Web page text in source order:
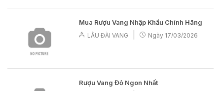
Mua Rượu Vang Nhập Khẩu Chính Hãng
LÂU ĐÀI VANG Ngày 17/03/2026
Rượu Vang Đỏ Ngon Nhất